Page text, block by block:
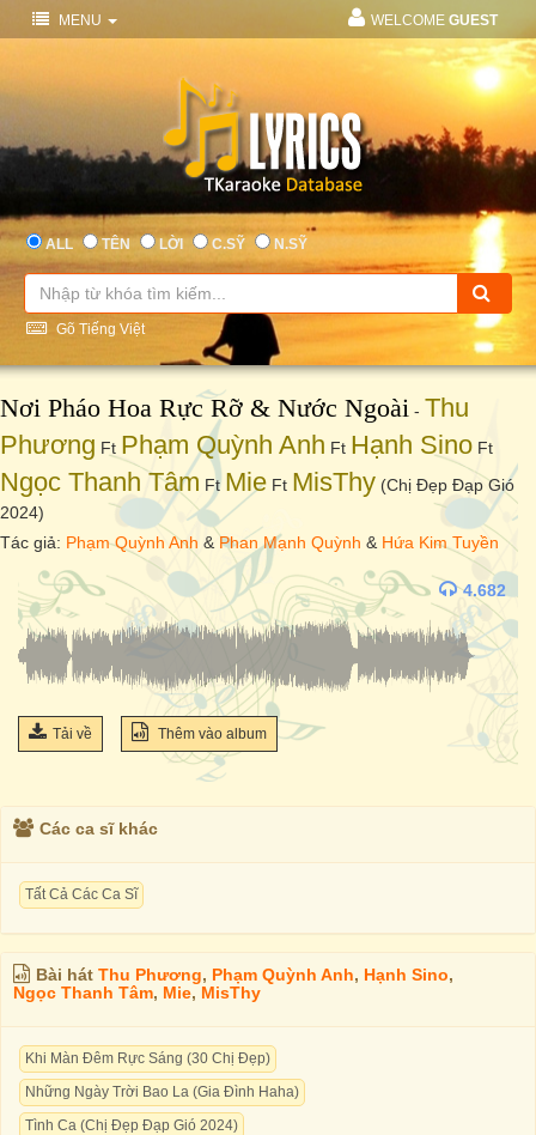
MENU WELCOME GUEST
ALL TÊN LỜI C.SỸ N.SỸ
Gõ Tiếng Việt
Nơi Pháo Hoa Rực Rỡ & Nước Ngoài - Thu
Phương Ft Phạm Quỳnh Anh Ft Hạnh Sino Ft
Ngọc Thanh Tâm Ft Mie Ft MisThy (Chị Đẹp Đạp Gió
2024)
Tác giả: Phạm Quỳnh Anh & Phan Mạnh Quỳnh & Hứa Kim Tuyền
4.682
Tải về Thêm vào album
Các ca sĩ khác
Tất Cả Các Ca Sĩ
Bài hát Thu Phương, Phạm Quỳnh Anh, Hạnh Sino,
Ngọc Thanh Tâm, Mie, MisThy
Khi Màn Đêm Rực Sáng (30 Chị Đẹp)
Những Ngày Trời Bao La (Gia Đình Haha)
Tình Ca (Chị Đẹp Đạp Gió 2024)